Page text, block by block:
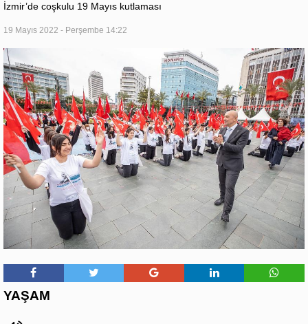
İzmir’de coşkulu 19 Mayıs kutlaması
19 Mayıs 2022 - Perşembe 14:22
YAŞAM